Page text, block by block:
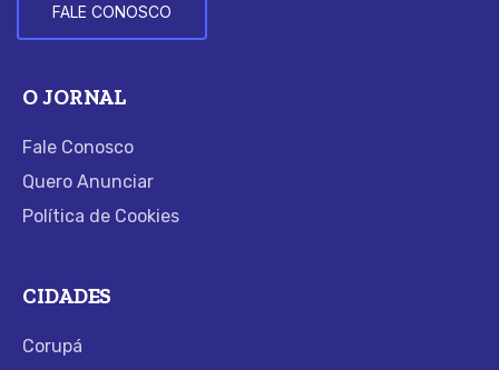
FALE CONOSCO
O JORNAL
Fale Conosco
Quero Anunciar
Política de Cookies
CIDADES
Corupá